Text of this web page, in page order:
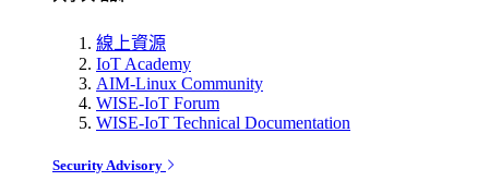
線上資源
IoT Academy
AIM-Linux Community
WISE-IoT Forum
WISE-IoT Technical Documentation
Security Advisory